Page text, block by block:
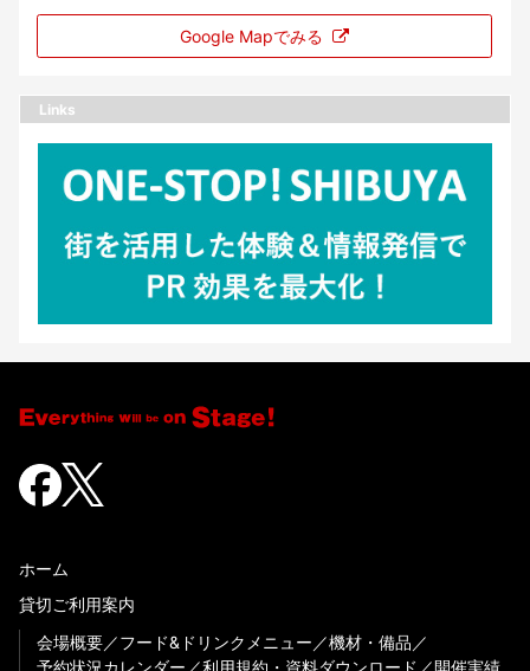
Google Mapでみる
Links
ホーム
貸切ご利用案内
会場概要
フード&ドリンクメニュー
機材・備品